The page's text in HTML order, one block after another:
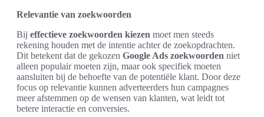
Relevantie van zoekwoorden
Bij effectieve zoekwoorden kiezen moet men steeds
rekening houden met de intentie achter de zoekopdrachten.
Dit betekent dat de gekozen Google Ads zoekwoorden niet
alleen populair moeten zijn, maar ook specifiek moeten
aansluiten bij de behoefte van de potentiële klant. Door deze
focus op relevantie kunnen adverteerders hun campagnes
meer afstemmen op de wensen van klanten, wat leidt tot
betere interactie en conversies.